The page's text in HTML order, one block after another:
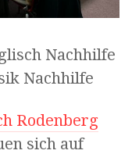
Nachhilfe
Nachhilfe
Rodenberg
sich auf